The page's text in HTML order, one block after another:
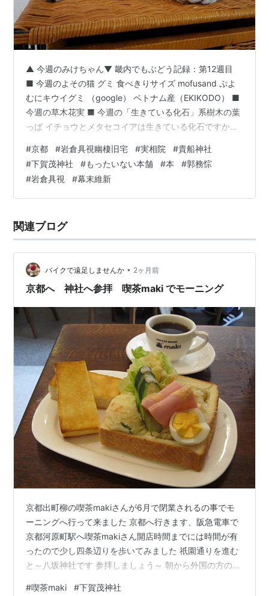
▲ 今週のみけちゃん▼ 畿内でもぶどう記録：第12週目
■ 今週のよその猫 グミ 食べきりサイズ mofusand ぷよ
むにキウイグミ （google） ベトナム産（EKIKODO） ■
今週の草木花実 ■ 今週の「生きている化石」系樹木の葉
っぱ イチョウとメタセコイアは生きている化石ですか？
な「生きた化石」です。 イチョウ：約2億年前のジュラ
紀から地球上に存在しており、環境の変化に強いことか
ら現在まで姿を変えずに生き残っている植物です。 メタ
セコイア：かつては化石でしか見つからず「絶滅した」
#京都 #岩倉具視幽棲旧宅 #実相院 #貴船神社
#下賀茂神社 #もったいない本舗 #本 #郭務悰
#岩倉具視 #幕末維新
関連ブログ
バイクで遠足しませんか • 2ヶ月前
京都へ 神社へ参拝 喫茶maki でモーニング
京都出町柳の喫茶makiさんが6月で閉業されるの事でモ
ーニングへ行って来ました 京都へ行きます、阪急電車で
京都河原町駅へ喫茶makiさん開店時間までには時間が有
ったので少し四条辺りを歩いてみました 祇園通りを進む
と～八坂神社です 参拝しましょう～ 朝から外国の方の多
楽しみながら歩きます ( ﾟДﾟ)えっ～前田珈琲さん、モー
#喫茶maki #下賀茂神社